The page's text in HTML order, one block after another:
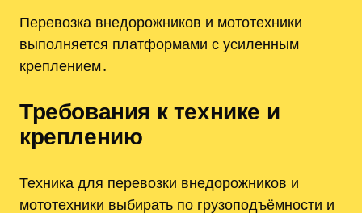
Перевозка внедорожников и мототехники
выполняется платформами с усиленным
креплением․
Требования к технике и
креплению
Техника для перевозки внедорожников и
мототехники выбирать по грузоподъёмности и